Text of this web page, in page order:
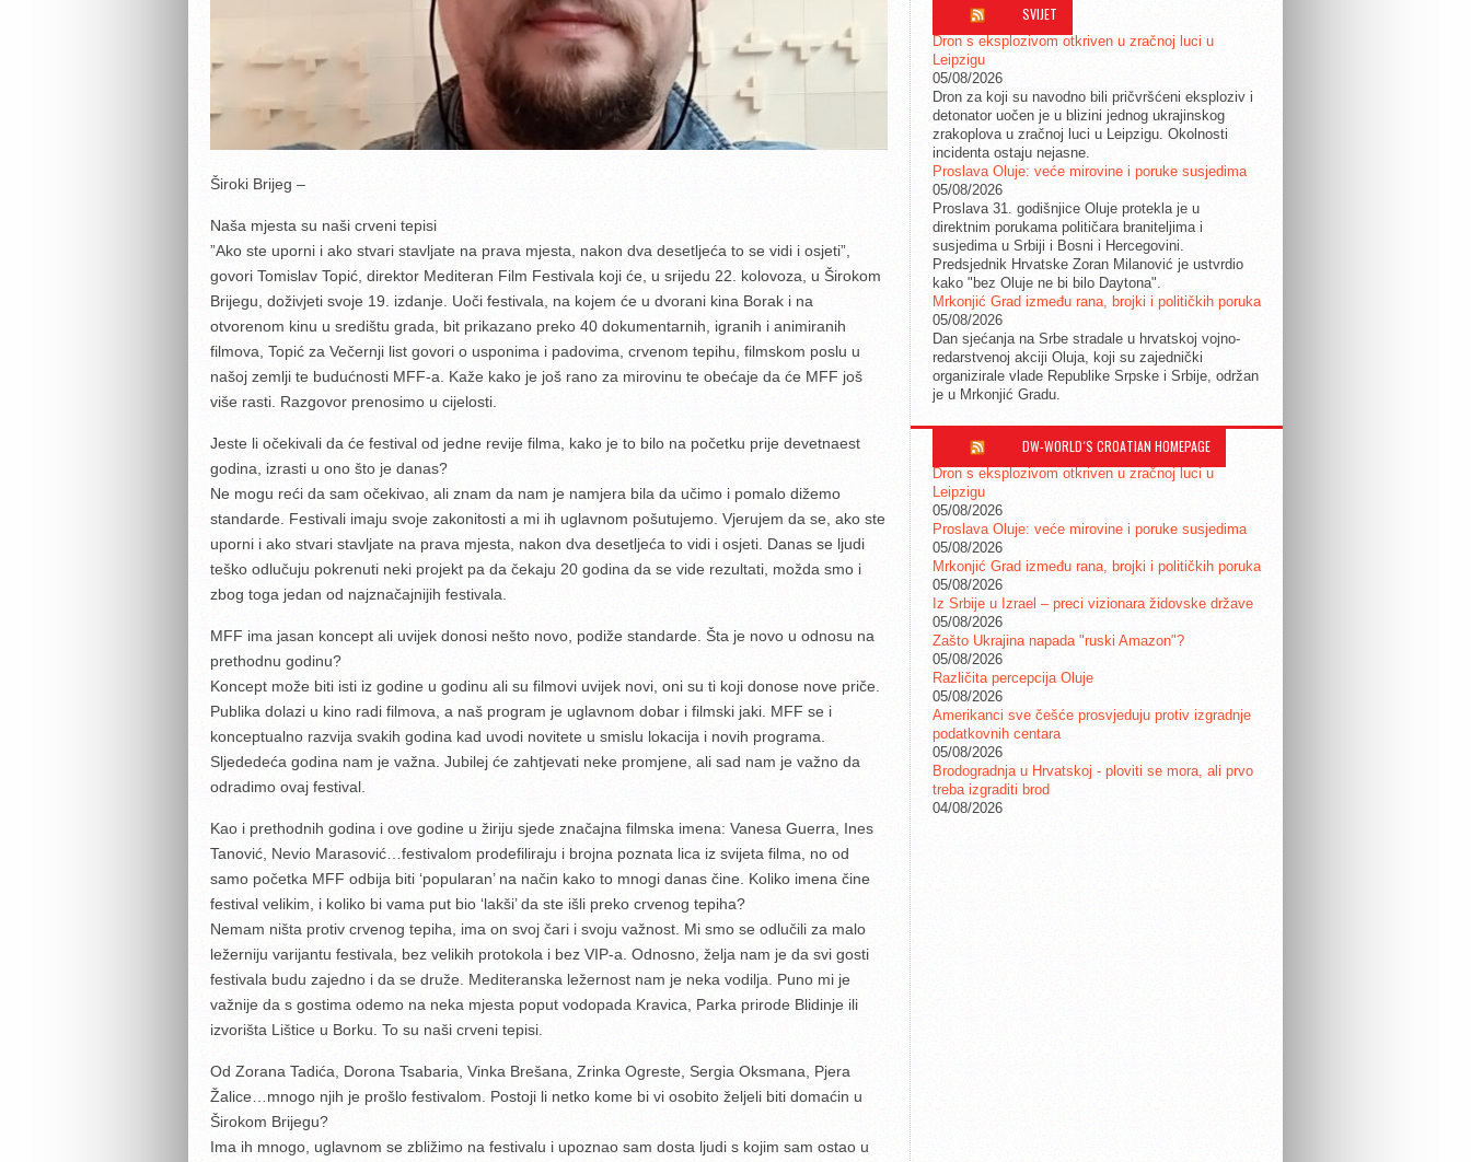
Široki Brijeg –
Naša mjesta su naši crveni tepisi
”Ako ste uporni i ako stvari stavljate na prava mjesta, nakon dva desetljeća to se vidi i osjeti”,
govori Tomislav Topić, direktor Mediteran Film Festivala koji će, u srijedu 22. kolovoza, u Širokom
Brijegu, doživjeti svoje 19. izdanje. Uoči festivala, na kojem će u dvorani kina Borak i na
otvorenom kinu u središtu grada, bit prikazano preko 40 dokumentarnih, igranih i animiranih
filmova, Topić za Večernji list govori o usponima i padovima, crvenom tepihu, filmskom poslu u
našoj zemlji te budućnosti MFF-a. Kaže kako je još rano za mirovinu te obećaje da će MFF još
više rasti. Razgovor prenosimo u cijelosti.
Jeste li očekivali da će festival od jedne revije filma, kako je to bilo na početku prije devetnaest
godina, izrasti u ono što je danas?
Ne mogu reći da sam očekivao, ali znam da nam je namjera bila da učimo i pomalo dižemo
standarde. Festivali imaju svoje zakonitosti a mi ih uglavnom pošutujemo. Vjerujem da se, ako ste
uporni i ako stvari stavljate na prava mjesta, nakon dva desetljeća to vidi i osjeti. Danas se ljudi
teško odlučuju pokrenuti neki projekt pa da čekaju 20 godina da se vide rezultati, možda smo i
zbog toga jedan od najznačajnijih festivala.
MFF ima jasan koncept ali uvijek donosi nešto novo, podiže standarde. Šta je novo u odnosu na
prethodnu godinu?
Koncept može biti isti iz godine u godinu ali su filmovi uvijek novi, oni su ti koji donose nove priče.
Publika dolazi u kino radi filmova, a naš program je uglavnom dobar i filmski jaki. MFF se i
konceptualno razvija svakih godina kad uvodi novitete u smislu lokacija i novih programa.
Sljededeća godina nam je važna. Jubilej će zahtjevati neke promjene, ali sad nam je važno da
odradimo ovaj festival.
Kao i prethodnih godina i ove godine u žiriju sjede značajna filmska imena: Vanesa Guerra, Ines
Tanović, Nevio Marasović…festivalom prodefiliraju i brojna poznata lica iz svijeta filma, no od
samo početka MFF odbija biti ‘popularan’ na način kako to mnogi danas čine. Koliko imena čine
festival velikim, i koliko bi vama put bio ‘lakši’ da ste išli preko crvenog tepiha?
Nemam ništa protiv crvenog tepiha, ima on svoj čari i svoju važnost. Mi smo se odlučili za malo
ležerniju varijantu festivala, bez velikih protokola i bez VIP-a. Odnosno, želja nam je da svi gosti
festivala budu zajedno i da se druže. Mediteranska ležernost nam je neka vodilja. Puno mi je
važnije da s gostima odemo na neka mjesta poput vodopada Kravica, Parka prirode Blidinje ili
izvorišta Lištice u Borku. To su naši crveni tepisi.
Od Zorana Tadića, Dorona Tsabaria, Vinka Brešana, Zrinka Ogreste, Sergia Oksmana, Pjera
Žalice…mnogo njih je prošlo festivalom. Postoji li netko kome bi vi osobito željeli biti domaćin u
Širokom Brijegu?
Ima ih mnogo, uglavnom se zbližimo na festivalu i upoznao sam dosta ljudi s kojim sam ostao u
SVIJET
Dron s eksplozivom otkriven u zračnoj luci u
Leipzigu
05/08/2026
Dron za koji su navodno bili pričvršćeni eksploziv i
detonator uočen je u blizini jednog ukrajinskog
zrakoplova u zračnoj luci u Leipzigu. Okolnosti
incidenta ostaju nejasne.
Proslava Oluje: veće mirovine i poruke susjedima
05/08/2026
Proslava 31. godišnjice Oluje protekla je u
direktnim porukama političara braniteljima i
susjedima u Srbiji i Bosni i Hercegovini.
Predsjednik Hrvatske Zoran Milanović je ustvrdio
kako "bez Oluje ne bi bilo Daytona".
Mrkonjić Grad između rana, brojki i političkih poruka
05/08/2026
Dan sjećanja na Srbe stradale u hrvatskoj vojno-
redarstvenoj akciji Oluja, koji su zajednički
organizirale vlade Republike Srpske i Srbije, održan
je u Mrkonjić Gradu.
DW-WORLD´S CROATIAN HOMEPAGE
Dron s eksplozivom otkriven u zračnoj luci u
Leipzigu
05/08/2026
Proslava Oluje: veće mirovine i poruke susjedima
05/08/2026
Mrkonjić Grad između rana, brojki i političkih poruka
05/08/2026
Iz Srbije u Izrael – preci vizionara židovske države
05/08/2026
Zašto Ukrajina napada "ruski Amazon"?
05/08/2026
Različita percepcija Oluje
05/08/2026
Amerikanci sve češće prosvjeduju protiv izgradnje
podatkovnih centara
05/08/2026
Brodogradnja u Hrvatskoj - ploviti se mora, ali prvo
treba izgraditi brod
04/08/2026